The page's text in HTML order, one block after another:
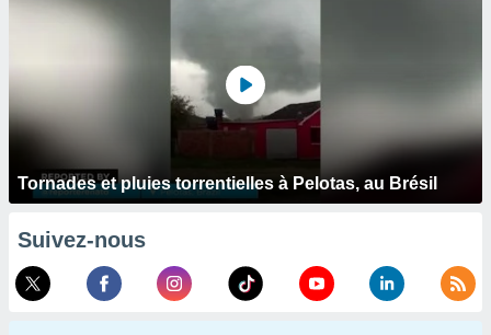
Tornades et pluies torrentielles à Pelotas, au Brésil
Suivez-nous